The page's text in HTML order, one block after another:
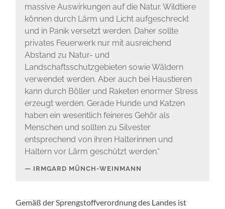
massive Auswirkungen auf die Natur. Wildtiere
können durch Lärm und Licht aufgeschreckt
und in Panik versetzt werden. Daher sollte
privates Feuerwerk nur mit ausreichend
Abstand zu Natur- und
Landschaftsschutzgebieten sowie Wäldern
verwendet werden. Aber auch bei Haustieren
kann durch Böller und Raketen enormer Stress
erzeugt werden. Gerade Hunde und Katzen
haben ein wesentlich feineres Gehör als
Menschen und sollten zu Silvester
entsprechend von ihren Halterinnen und
Haltern vor Lärm geschützt werden.“
IRMGARD MÜNCH-WEINMANN
Gemäß der Sprengstoffverordnung des Landes ist